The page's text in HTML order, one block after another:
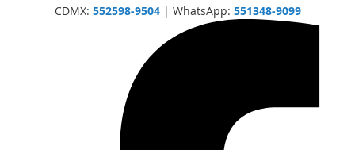
CDMX: 552598-9504| WhatsApp: 551348-9099